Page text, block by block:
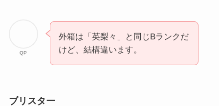
QP
外箱は「英梨々」と同じBランクだ
けど、結構違います。
ブリスター